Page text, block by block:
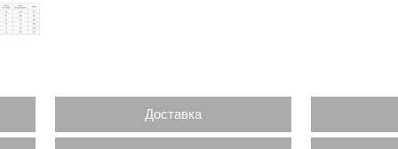
Доставка